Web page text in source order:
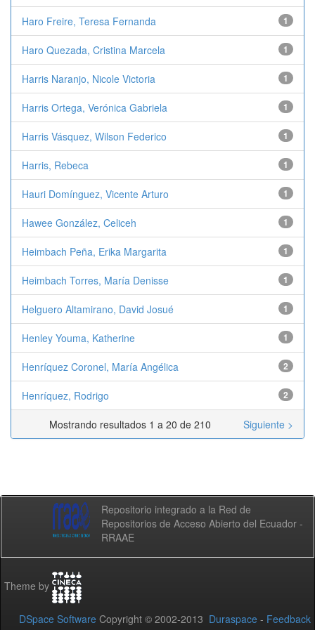
Haro Freire, Teresa Fernanda 1
Haro Quezada, Cristina Marcela 1
Harris Naranjo, Nicole Victoria 1
Harris Ortega, Verónica Gabriela 1
Harris Vásquez, Wilson Federico 1
Harris, Rebeca 1
Hauri Domínguez, Vicente Arturo 1
Hawee González, Celiceh 1
Heimbach Peña, Erika Margarita 1
Heimbach Torres, María Denisse 1
Helguero Altamirano, David Josué 1
Henley Youma, Katherine 1
Henríquez Coronel, María Angélica 2
Henríquez, Rodrigo 2
Mostrando resultados 1 a 20 de 210 Siguiente >
Repositorio integrado a la Red de
Repositorios de Acceso Abierto del Ecuador -
RRAAE
Theme by
DSpace Software Copyright © 2002-2013 Duraspace - Feedback